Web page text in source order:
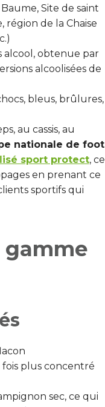
Site de saint
de la Chaise
alcool, obtenue par
alcoolisées de
bleus, brûlures,
au cassis, au
nationale de foot
sport protect, ce
en prenant ce
sportifs qui
fois plus concentré
sec, ce qui